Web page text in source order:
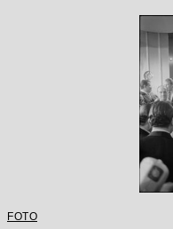
FOTO